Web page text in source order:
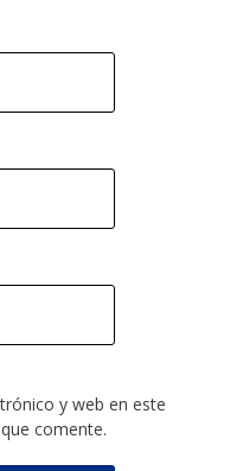
y web en este
comente.